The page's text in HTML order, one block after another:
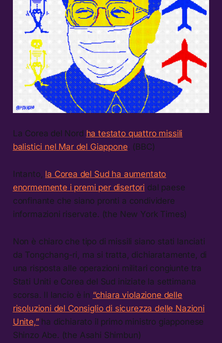
La Corea del Nord ha testato quattro missili
balistici nel Mar del Giappone. (BBC)
Intanto, la Corea del Sud ha aumentato
enormemente i premi per disertori dal paese
confinante che siano pronti a condividere
informazioni riservate. (the New York Times)
Non è chiaro che tipo di missili siano stati lanciati
da Tongchang-ri, ma si tratta, dichiaratamente, di
una risposta alle operazioni militari congiunte tra
Stati Uniti e Corea del Sud iniziate la settimana
scorsa. Il lancio è in “chiara violazione delle
risoluzioni del Consiglio di sicurezza delle Nazioni
Unite,”ha dichiarato il primo ministro giapponese
Shinzo Abe. (the Asahi Shimbun)